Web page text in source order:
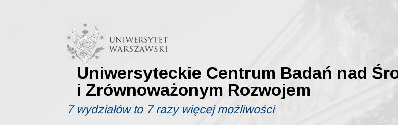
Uniwersyteckie Centrum Badań nad
i Zrównoważonym Rozwojem
7 wydziałów to 7 razy więcej możliwości